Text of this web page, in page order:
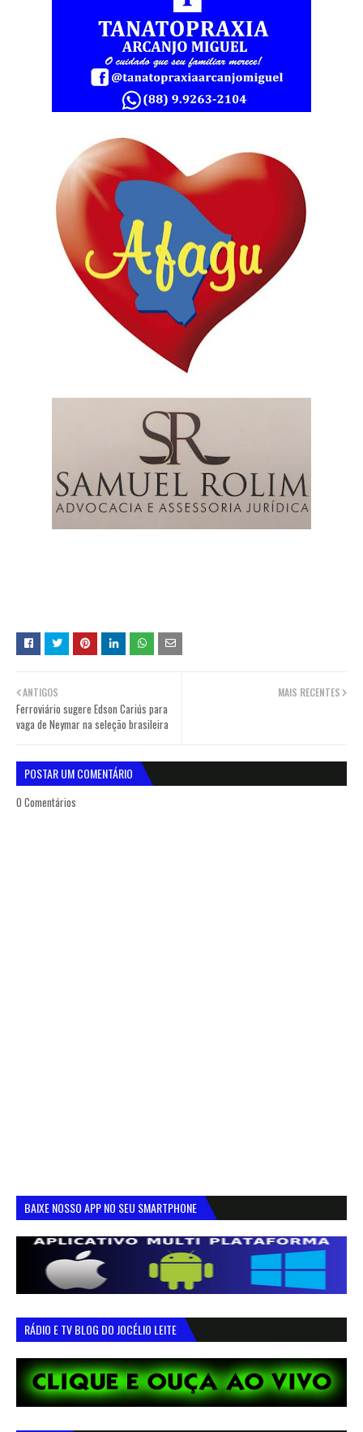
MAIS RECENTES
ANTIGOS
Ferroviário sugere Edson Cariús para
vaga de Neymar na seleção brasileira
POSTAR UM COMENTÁRIO
0 Comentários
BAIXE NOSSO APP NO SEU SMARTPHONE
RÁDIO E TV BLOG DO JOCÉLIO LEITE